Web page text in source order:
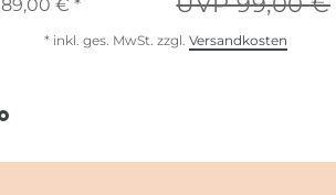
89,00 € *
* inkl. ges. MwSt. zzgl. Versandkosten